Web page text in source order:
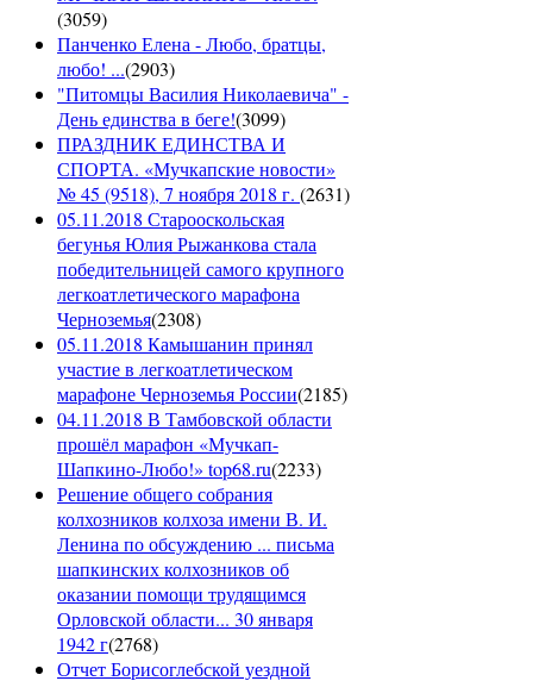
(3059)
Панченко Елена - Любо, братцы,
любо! ...(2903)
"Питомцы Василия Николаевича" -
День единства в беге!(3099)
ПРАЗДНИК ЕДИНСТВА И
СПОРТА. «Мучкапские новости»
№ 45 (9518), 7 ноября 2018 г. (2631)
05.11.2018 Старооскольская
бегунья Юлия Рыжанкова стала
победительницей самого крупного
легкоатлетического марафона
Черноземья(2308)
05.11.2018 Камышанин принял
участие в легкоатлетическом
марафоне Черноземья России(2185)
04.11.2018 В Тамбовской области
прошёл марафон «Мучкап-
Шапкино-Любо!» top68.ru(2233)
Решение общего собрания
колхозников колхоза имени В. И.
Ленина по обсуждению ... письма
шапкинских колхозников об
оказании помощи трудящимся
Орловской области... 30 января
1942 г(2768)
Отчет Борисоглебской уездной